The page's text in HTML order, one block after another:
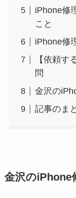
iPhone修
こと
iPhone修
【依頼
問
金沢の
記事のま
金沢のiPhone